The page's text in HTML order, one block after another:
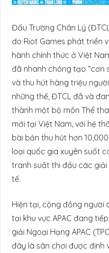
Đấu Trường Chân Lý
do Riot Games phát triển
hành chính thức ở Việt
đã nhanh chóng tạo “cơn
và thu hút hàng triệu
những thế, ĐTCL đã và
thành một bộ môn Thể
mới tại Việt Nam, với hệ
bài bản thu hút hơn
loại quốc gia xuyên suốt
tranh suất thi đấu các
tế.
Hiện tại, cộng đồng người
tại khu vực APAC đang
giải Ngoại Hạng APAC
đây là sân chơi được định